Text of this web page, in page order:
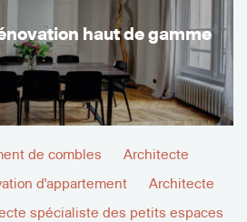
haut de gamme
de combles
Architecte
d'appartement
Architecte
spécialiste des petits espaces